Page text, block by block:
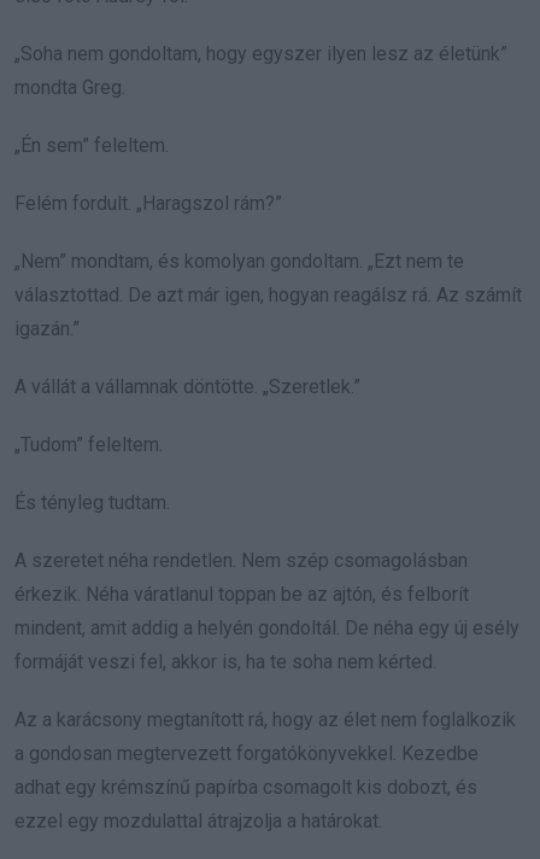
„Soha nem gondoltam, hogy egyszer ilyen lesz az életünk”
mondta Greg.
„Én sem” feleltem.
Felém fordult. „Haragszol rám?”
„Nem” mondtam, és komolyan gondoltam. „Ezt nem te
választottad. De azt már igen, hogyan reagálsz rá. Az számít
igazán.”
A vállát a vállamnak döntötte. „Szeretlek.”
„Tudom” feleltem.
És tényleg tudtam.
A szeretet néha rendetlen. Nem szép csomagolásban
érkezik. Néha váratlanul toppan be az ajtón, és felborít
mindent, amit addig a helyén gondoltál. De néha egy új esély
formáját veszi fel, akkor is, ha te soha nem kérted.
Az a karácsony megtanított rá, hogy az élet nem foglalkozik
a gondosan megtervezett forgatókönyvekkel. Kezedbe
adhat egy krémszínű papírba csomagolt kis dobozt, és
ezzel egy mozdulattal átrajzolja a határokat.